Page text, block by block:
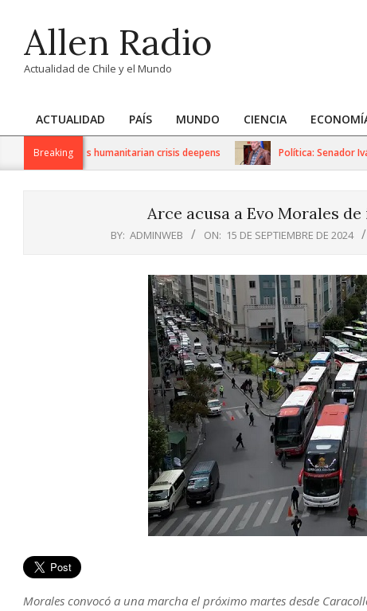
contentAllen Radio
Actualidad de Chile y el Mundo
Primary
Navigation
ACTUALIDAD PAÍS MUNDO CIENCIA
Breaking
sanctions as humanitarian crisis deepens Política: Senador Iván
Arce acusa a Evo Morales
BY: ADMINWEB ON: 15 DE SEPTIEMBRE DE 2024
Morales convocó a una marcha el próximo martes desde